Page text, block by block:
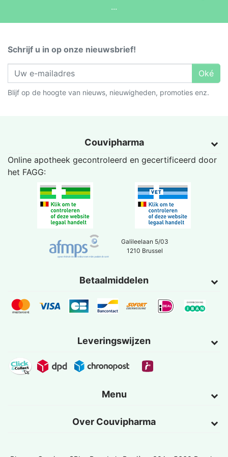
...
Schrijf u in op onze nieuwsbrief!
Oké
Blijf op de hoogte van nieuws, nieuwigheden, promoties enz.
Couvipharma
Online apotheek gecontroleerd en gecertificeerd door
het FAGG:
Galileelaan 5/03
1210 Brussel
Betaalmiddelen
Leveringswijzen
Menu
Over Couvipharma